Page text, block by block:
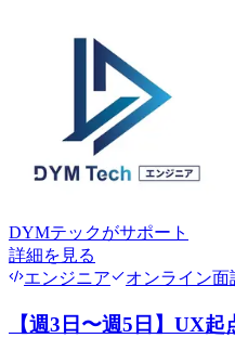
DYMテックがサポート
詳細を見る
エンジニア
オンライン面
【週3日〜週5日】UX